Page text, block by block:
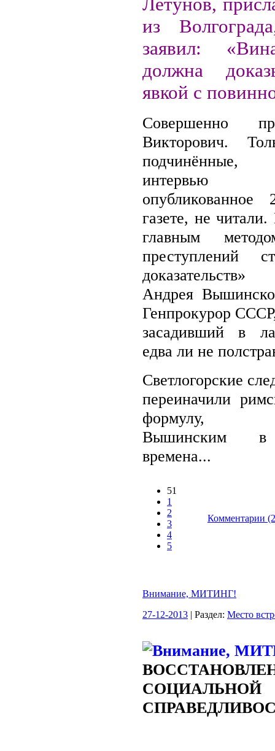
из
заявил:
должна
явкой с
Cовершенно
Викторович.
интервью
газете, не
главным
преступлений
доказательств»
Андрея
Генпрокурор
засадивший в
едва ли не
Светлогорские
переиначили
формулу,
Вышинским в
времена...
51
1
2
3
4
5
Комментарии
Внимание, МИТИНГ!
27-12-2013 | Раздел: Место
СОЦИАЛЬНОЙ